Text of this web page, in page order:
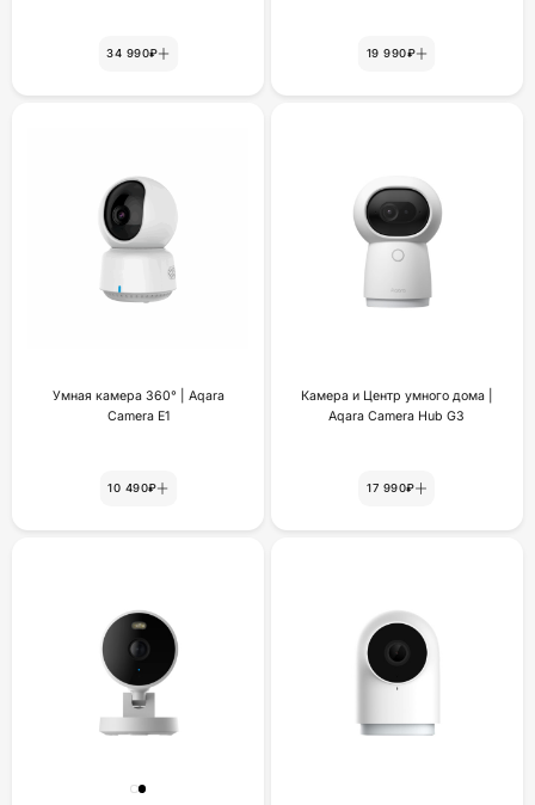
34 990₽ 19 990₽
Умная камера 360° | Aqara
Camera E1
10 490₽
Камера и Центр умного дома |
Aqara Camera Hub G3
17 990₽